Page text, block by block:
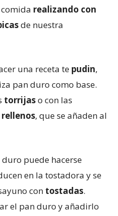
realizando con
de nuestra
una receta te pudin,
pan duro como base.
torrijaso con las
, que se añaden al
puede hacerse
en la tostadora y se
con tostadas.
el pan duro y añadirlo